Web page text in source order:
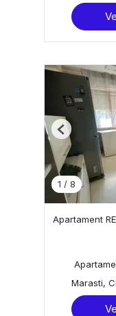
1 / 8
Previous
Apartament
Marasti,